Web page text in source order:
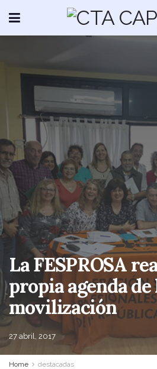
La FESPROSA
propia agenda
movilización
27 abril, 2017
Home destacadas